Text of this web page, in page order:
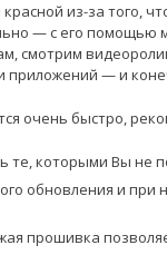
из-за того,
— с его
смотрим
— и
очень быстро,
те, которыми Вы не
обновления и при
прошивка